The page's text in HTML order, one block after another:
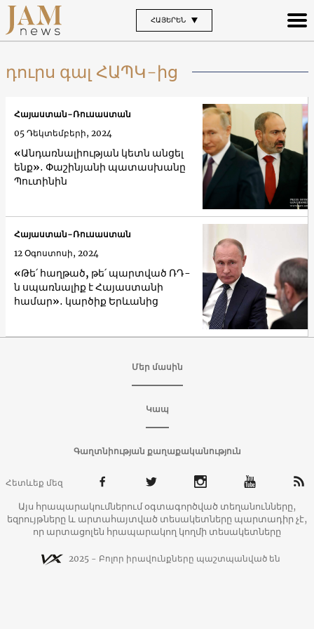
ՀԱՅԵՐԵՆ
դուրս գալ ՀԱՊԿ-ից
«Անդառնալիության կետն անցել
ենք»․ Փաշինյանի պատասխանը
Պուտինին
Հայաստան-Ռուսաստան
05 Դեկտեմբերի, 2024
«Թե՛ հաղթած, թե՛ պարտված ՌԴ-
ն սպառնալիք է Հայաստանի
համար»․ կարծիք Երևանից
Հայաստան-Ռուսաստան
12 Օգոստոսի, 2024
Մեր մասին
Կապ
Գաղտնիության քաղաքականություն
Հետևեք մեզ
Այս հրապարակումներում օգտագործված տեղանունները,
եզրույթները և արտահայտված տեսակետները պարտադիր չէ,
որ արտացոլեն հրապարակող կողմի տեսակետները
2025 - Բոլոր իրավունքները պաշտպանված են